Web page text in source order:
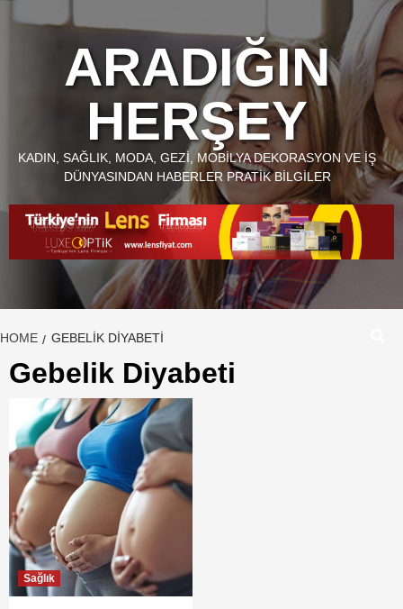
ARADIĞIN
HERŞEY
KADIN, SAĞLIK, MODA, GEZI, MOBILYA DEKORASYON VE İŞ
DÜNYASINDAN HABERLER PRATIK BILGILER
HOME GEBELIK DIYABETI
Gebelik Diyabeti
Sağlık